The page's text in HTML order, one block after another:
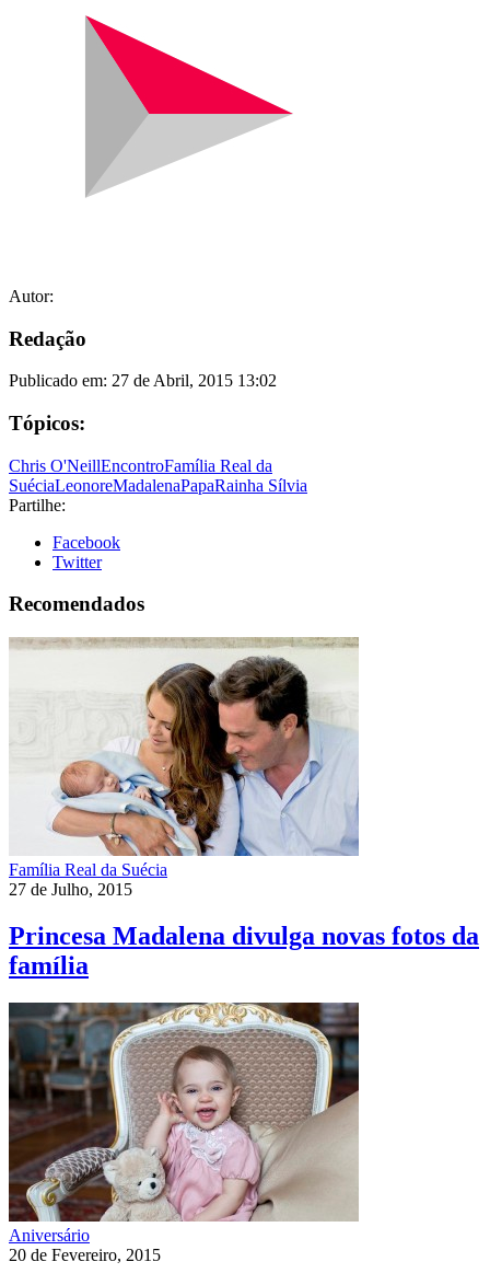
Autor:
Redação
Publicado em: 27 de Abril, 2015 13:02
Tópicos:
Chris O'NeillEncontroFamília Real da
SuéciaLeonoreMadalenaPapaRainha Sílvia
Partilhe:
Facebook
Twitter
Recomendados
Família Real da Suécia
27 de Julho, 2015
Princesa Madalena divulga novas fotos da
família
Aniversário
20 de Fevereiro, 2015